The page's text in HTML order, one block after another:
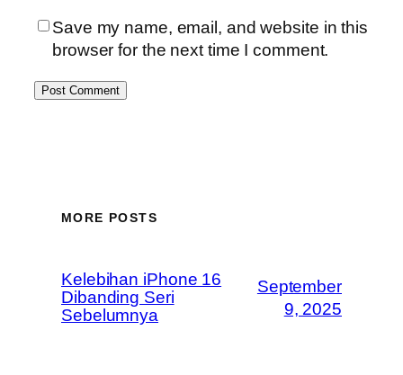
Save my name, email, and website in this
browser for the next time I comment.
MORE POSTS
Kelebihan iPhone 16
Dibanding Seri
Sebelumnya
September
9, 2025